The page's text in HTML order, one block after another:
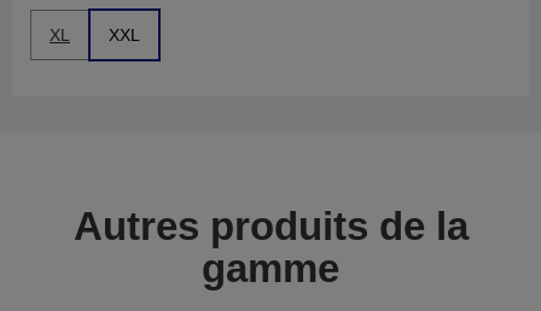
XL XXL
Autres produits de la
gamme